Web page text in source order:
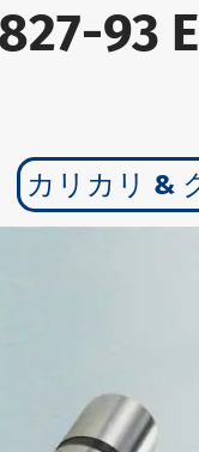
93
カリカリ &